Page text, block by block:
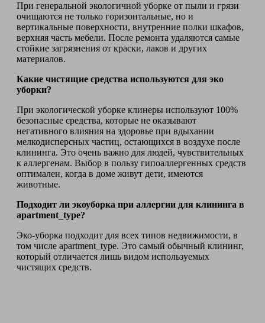
При генеральной экологичной уборке от пыли и грязи
очищаются не только горизонтальные, но и
вертикальные поверхности, внутренние полки шкафов,
верхняя часть мебели. После ремонта удаляются самые
стойкие загрязнения от краски, лаков и других
материалов.
Какие чистящие средства используются для эко
уборки?
При экологической уборке клинеры используют 100%
безопасные средства, которые не оказывают
негативного влияния на здоровье при вдыхании
мелкодисперсных частиц, остающихся в воздухе после
клининга. Это очень важно для людей, чувствительных
к аллергенам. Выбор в пользу гипоаллергенных средств
оптимален, когда в доме живут дети, имеются
животные.
Подходит ли экоуборка при аллергии для клининга в
apartment_type?
Эко-уборка подходит для всех типов недвижимости, в
том числе apartment_type. Это самый обычный клининг,
который отличается лишь видом используемых
чистящих средств.